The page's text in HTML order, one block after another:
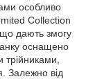
особливо
Collection
що дають змогу
оснащено
Залежно від